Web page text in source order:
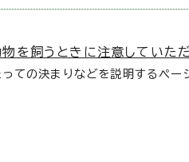
を飼うときに注意していた
ての決まりなどを説明するペー